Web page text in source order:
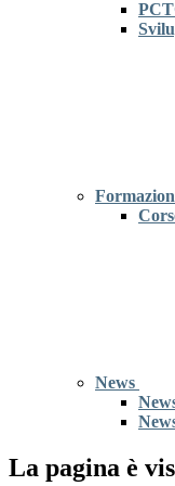
News
La pagina è